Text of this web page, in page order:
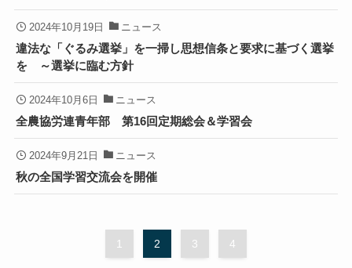
2024年10月19日 ニュース
違法な「ぐるみ選挙」を一掃し思想信条と要求に基づく選挙
を ～選挙に臨む方針
2024年10月6日 ニュース
全農協労連青年部 第16回定期総会＆学習会
2024年9月21日 ニュース
秋の全国学習交流会を開催
1 2 3 4